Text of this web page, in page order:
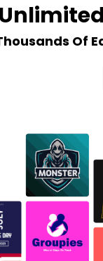
Of